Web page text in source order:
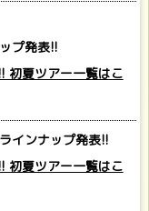
プ発表!!
初夏ツアー一覧はこ
インナップ発表!!
初夏ツアー一覧はこ